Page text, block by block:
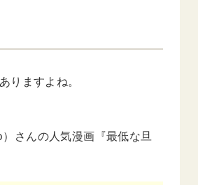
りますよね。
さんの人気漫画『最低な旦